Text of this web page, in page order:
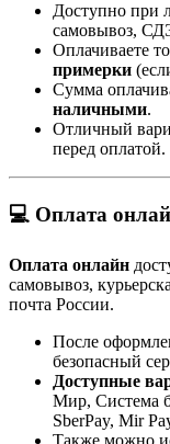
Доступно при
самовывоз,
Оплачиваете
примерки
Сумма
наличными.
Отличный
перед оплатой.
💻 Оплата
Оплата онлайн
самовывоз,
почта России.
После
безопасный
Доступные
Мир, Система
SberPay, Mir
Также можно